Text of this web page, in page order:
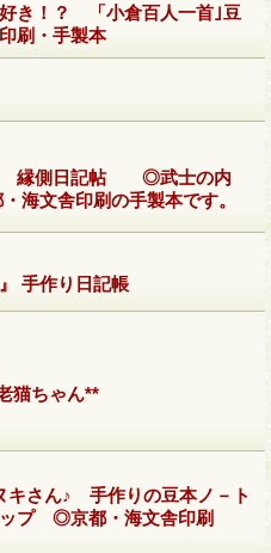
！？ 「小倉百人一首｣豆
刷・手製本
縁側日記帖 ◎武士の内
海文舎印刷の手製本です。
手作り日記帳
ちゃん**
キさん♪ 手作りの豆本ノ－ト
ップ ◎京都・海文舎印刷